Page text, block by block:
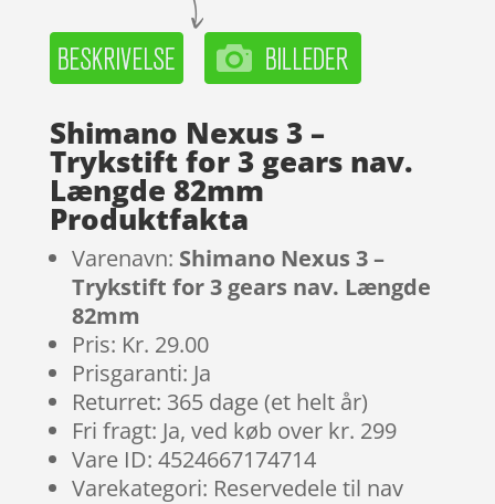
Shimano Nexus 3 –
Trykstift for 3 gears nav.
Længde 82mm
Produktfakta
Varenavn: Shimano Nexus 3 –
Trykstift for 3 gears nav. Længde
82mm
Pris: Kr. 29.00
Prisgaranti: Ja
Returret: 365 dage (et helt år)
Fri fragt: Ja, ved køb over kr. 299
Vare ID: 4524667174714
Varekategori: Reservedele til nav